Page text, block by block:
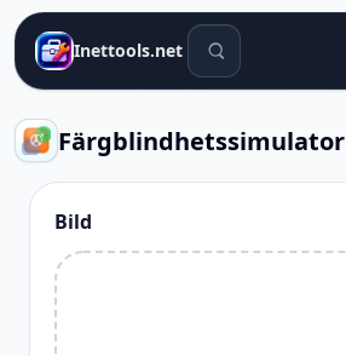
Inettools.net Sökverktyg
Färgblindhetssimulator
Bild